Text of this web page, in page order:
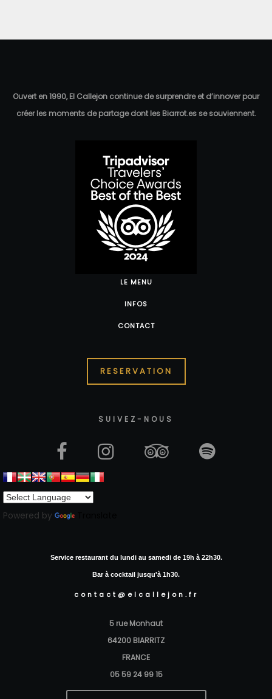
Ouvert en 1990, El Callejon continue de surprendre et d’innover pour
créer les moments de partage dont les Biarrot.es se souviennent.
LE MENU
INFOS
CONTACT
RESERVATION
SUIVEZ-NOUS
Powered by
Service restaurant du lundi au samedi de 19h à 22h30.
Bar à cocktail jusqu'à 1h30.
contact@elcallejon.fr
5 rue Monhaut
64200 BIARRITZ
FRANCE
05 59 24 99 15